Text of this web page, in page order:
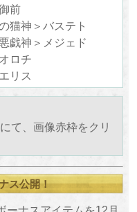
前
猫神＞バステト
戯神＞メジェド
ロチ
リス
て、画像赤枠をクリ
ス公開！